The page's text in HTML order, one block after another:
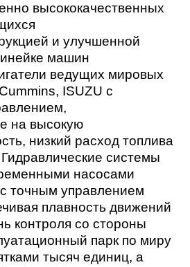
высококачественных
и улучшенной
машин
ведущих мировых
ISUZU с
на высокую
низкий расход топлива
Гидравлические системы
насосами
точным управлением
плавность движений
контроля со стороны
парк по миру
тысяч единиц, а